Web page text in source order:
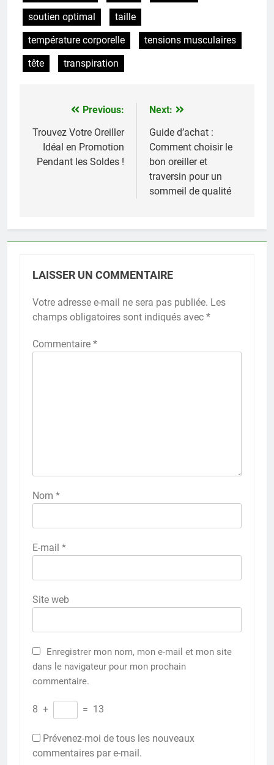
soutien optimal
taille
température corporelle
tensions musculaires
tête
transpiration
Navigation
de
l’article
Previous:
Trouvez Votre Oreiller
Idéal en Promotion
Pendant les Soldes !
Next:
Guide d’achat :
Comment choisir le
bon oreiller et
traversin pour un
sommeil de qualité
LAISSER UN COMMENTAIRE
Votre adresse e-mail ne sera pas publiée. Les
champs obligatoires sont indiqués avec *
Commentaire *
Nom *
E-mail *
Site web
Enregistrer mon nom, mon e-mail et mon site
dans le navigateur pour mon prochain
commentaire.
8 + = 13
Prévenez-moi de tous les nouveaux
commentaires par e-mail.